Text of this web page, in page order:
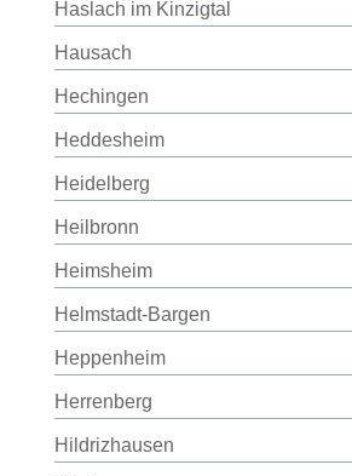
Haslach im Kinzigtal
Hausach
Hechingen
Heddesheim
Heidelberg
Heilbronn
Heimsheim
Helmstadt-Bargen
Heppenheim
Herrenberg
Hildrizhausen